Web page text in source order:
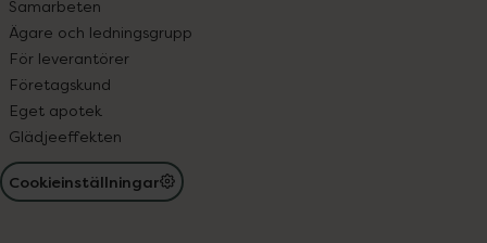
Samarbeten
Ägare och ledningsgrupp
För leverantörer
Företagskund
Eget apotek
Glädjeeffekten
Cookieinställningar